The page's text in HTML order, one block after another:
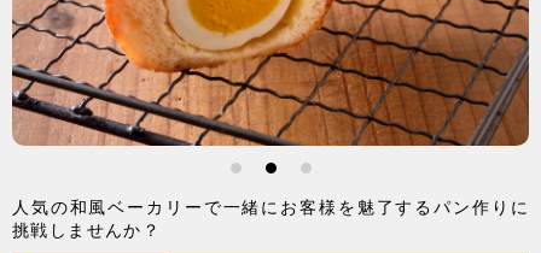
1 2 3
人気の和風ベーカリーで一緒にお客様を魅了するパン作りに
挑戦しませんか？